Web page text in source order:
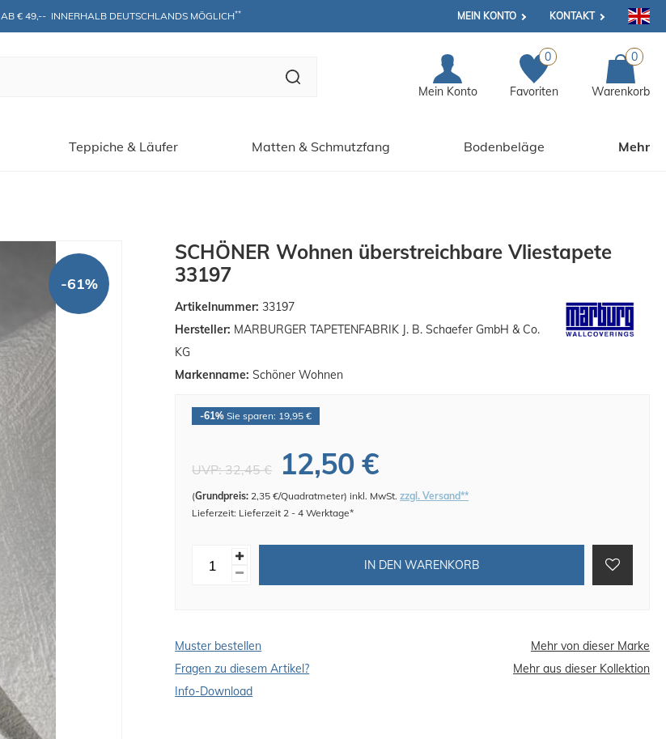
AB € 49,--  INNERHALB DEUTSCHLANDS MÖGLICH** MEIN KONTO KONTAKT
Mein Konto
0
Favoriten
0
Warenkorb
Teppiche & Läufer Matten & Schmutzfang Bodenbeläge Mehr
-61%
SCHÖNER Wohnen überstreichbare Vliestapete
33197
Artikelnummer: 33197
Hersteller: MARBURGER TAPETENFABRIK J. B. Schaefer GmbH & Co.
KG
Markenname: Schöner Wohnen
-61% Sie sparen: 19,95 €
UVP:32,45 € 12,50 €
(Grundpreis: 2,35 €/Quadratmeter)inkl. MwSt.zzgl. Versand**
Lieferzeit: Lieferzeit 2 - 4 Werktage*
IN DEN WARENKORB
Muster bestellen
Mehr von dieser Marke
Fragen zu diesem Artikel?
Mehr aus dieser Kollektion
Info-Download